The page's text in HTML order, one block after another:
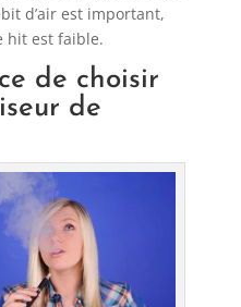
d’air est important,
hit est faible.
de choisir
de